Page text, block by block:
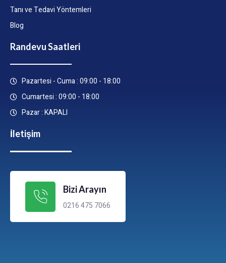
Tanı ve Tedavi Yöntemleri
Blog
Randevu Saatleri
Pazartesi - Cuma : 09:00 - 18:00
Cumartesi : 09:00 - 18:00
Pazar : KAPALI
İletişim
Bizi Arayın
0216 475 7066